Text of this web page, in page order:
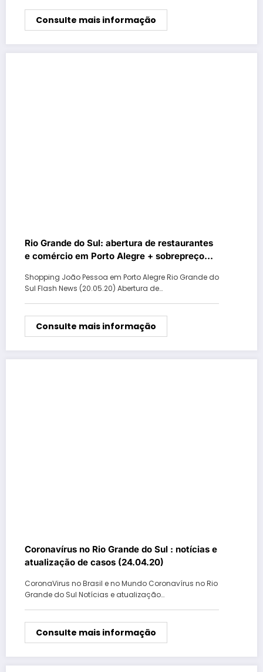
Consulte mais informação
Rio Grande do Sul: abertura de restaurantes
e comércio em Porto Alegre + sobrepreço
Shopping João Pessoa em Porto Alegre Rio Grande do
Sul Flash News (20.05.20) Abertura de…
Consulte mais informação
Coronavírus no Rio Grande do Sul : notícias e
atualização de casos (24.04.20)
CoronaVirus no Brasil e no Mundo Coronavírus no Rio
Grande do Sul Notícias e atualização…
Consulte mais informação